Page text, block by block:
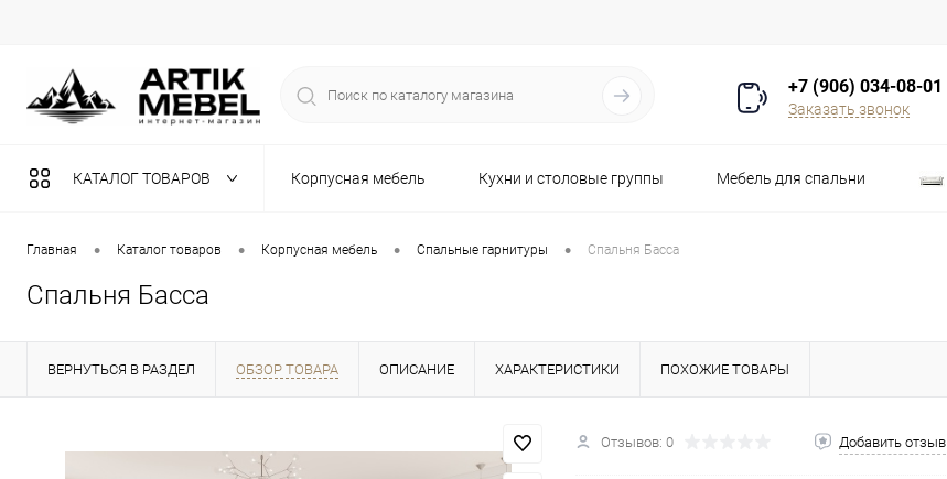
+7 (906) 034-08-01
Заказать звонок
КАТАЛОГ ТОВАРОВ Корпусная мебель Кухни и столовые группы Мебель для спальни
Разная мебель Распродажа
Главная • Каталог товаров • Корпусная мебель • Спальные гарнитуры • Спальня Басса
Спальня Басса
ВЕРНУТЬСЯ В РАЗДЕЛ ОБЗОР ТОВАРА ОПИСАНИЕ ХАРАКТЕРИСТИКИ ПОХОЖИЕ ТОВАРЫ
Отзывов: 0 Добавить отзыв